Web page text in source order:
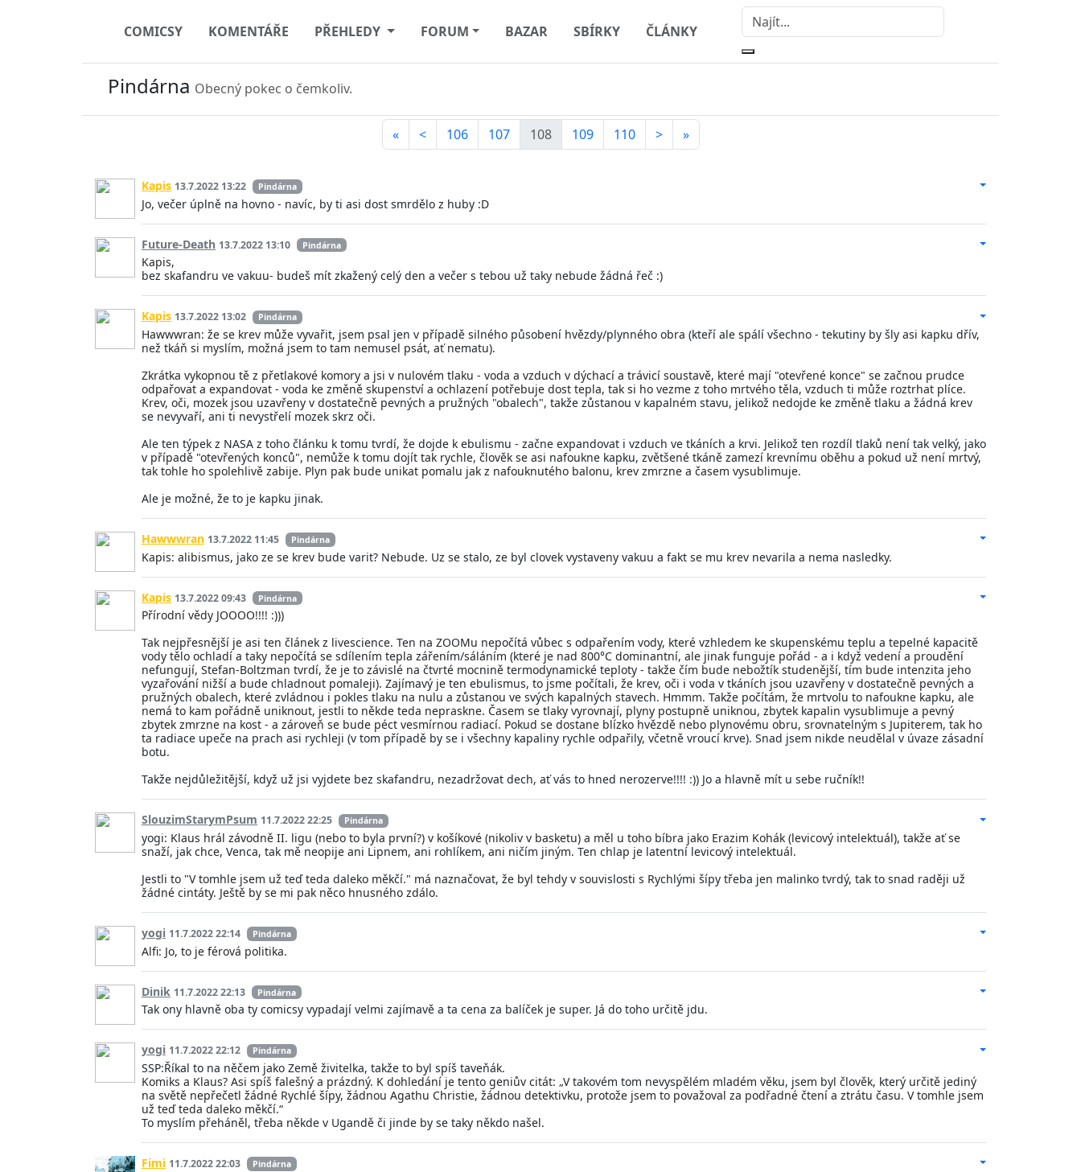
COMICSY KOMENTÁŘE PŘEHLEDY FORUM BAZAR SBÍRKY ČLÁNKY
Pindárna Obecný pokec o čemkoliv.
« < 106 107 108 109 110 > »
Kapis 13.7.2022 13:22 Pindárna
Jo, večer úplně na hovno - navíc, by ti asi dost smrdělo z huby :D
Future-Death 13.7.2022 13:10 Pindárna
Kapis,
bez skafandru ve vakuu- budeš mít zkažený celý den a večer s tebou už taky nebude žádná řeč :)
Kapis 13.7.2022 13:02 Pindárna
Hawwwran: že se krev může vyvařit, jsem psal jen v případě silného působení hvězdy/plynného obra (kteří ale spálí všechno - tekutiny by šly asi kapku dřív,
než tkáň si myslím, možná jsem to tam nemusel psát, ať nematu).
Zkrátka vykopnou tě z přetlakové komory a jsi v nulovém tlaku - voda a vzduch v dýchací a trávicí soustavě, které mají "otevřené konce" se začnou prudce
odpařovat a expandovat - voda ke změně skupenství a ochlazení potřebuje dost tepla, tak si ho vezme z toho mrtvého těla, vzduch ti může roztrhat plíce.
Krev, oči, mozek jsou uzavřeny v dostatečně pevných a pružných "obalech", takže zůstanou v kapalném stavu, jelikož nedojde ke změně tlaku a žádná krev
se nevyvaří, ani ti nevystřelí mozek skrz oči.
Ale ten týpek z NASA z toho článku k tomu tvrdí, že dojde k ebulismu - začne expandovat i vzduch ve tkáních a krvi. Jelikož ten rozdíl tlaků není tak velký, jako
v případě "otevřených konců", nemůže k tomu dojít tak rychle, člověk se asi nafoukne kapku, zvětšené tkáně zamezí krevnímu oběhu a pokud už není mrtvý,
tak tohle ho spolehlivě zabije. Plyn pak bude unikat pomalu jak z nafouknutého balonu, krev zmrzne a časem vysublimuje.
Ale je možné, že to je kapku jinak.
Hawwwran 13.7.2022 11:45 Pindárna
Kapis: alibismus, jako ze se krev bude varit? Nebude. Uz se stalo, ze byl clovek vystaveny vakuu a fakt se mu krev nevarila a nema nasledky.
Kapis 13.7.2022 09:43 Pindárna
Přírodní vědy JOOOO!!!! :)))
Tak nejpřesnější je asi ten článek z livescience. Ten na ZOOMu nepočítá vůbec s odpařením vody, které vzhledem ke skupenskému teplu a tepelné kapacitě
vody tělo ochladí a taky nepočítá se sdílením tepla zářením/sáláním (které je nad 800°C dominantní, ale jinak funguje pořád - a i když vedení a proudění
nefungují, Stefan-Boltzman tvrdí, že je to závislé na čtvrté mocnině termodynamické teploty - takže čím bude nebožtík studenější, tím bude intenzita jeho
vyzařování nižší a bude chladnout pomaleji). Zajímavý je ten ebulismus, to jsme počítali, že krev, oči i voda v tkáních jsou uzavřeny v dostatečně pevných a
pružných obalech, které zvládnou i pokles tlaku na nulu a zůstanou ve svých kapalných stavech. Hmmm. Takže počítám, že mrtvolu to nafoukne kapku, ale
nemá to kam pořádně uniknout, jestli to někde teda nepraskne. Časem se tlaky vyrovnají, plyny postupně uniknou, zbytek kapalin vysublimuje a pevný
zbytek zmrzne na kost - a zároveň se bude péct vesmírnou radiací. Pokud se dostane blízko hvězdě nebo plynovému obru, srovnatelným s Jupiterem, tak ho
ta radiace upeče na prach asi rychleji (v tom případě by se i všechny kapaliny rychle odpařily, včetně vroucí krve). Snad jsem nikde neudělal v úvaze zásadní
botu.
Takže nejdůležitější, když už jsi vyjdete bez skafandru, nezadržovat dech, ať vás to hned nerozerve!!!! :)) Jo a hlavně mít u sebe ručník!!
SlouzimStarymPsum 11.7.2022 22:25 Pindárna
yogi: Klaus hrál závodně II. ligu (nebo to byla první?) v košíkové (nikoliv v basketu) a měl u toho bíbra jako Erazim Kohák (levicový intelektuál), takže ať se
snaží, jak chce, Venca, tak mě neopije ani Lipnem, ani rohlíkem, ani ničím jiným. Ten chlap je latentní levicový intelektuál.
Jestli to "V tomhle jsem už teď teda daleko měkčí." má naznačovat, že byl tehdy v souvislosti s Rychlými šípy třeba jen malinko tvrdý, tak to snad raději už
žádné cintáty. Ještě by se mi pak něco hnusného zdálo.
yogi 11.7.2022 22:14 Pindárna
Alfi: Jo, to je férová politika.
Dinik 11.7.2022 22:13 Pindárna
Tak ony hlavně oba ty comicsy vypadají velmi zajímavě a ta cena za balíček je super. Já do toho určitě jdu.
yogi 11.7.2022 22:12 Pindárna
SSP:Říkal to na něčem jako Země živitelka, takže to byl spíš taveňák.
Komiks a Klaus? Asi spíš falešný a prázdný. K dohledání je tento geniův citát: „V takovém tom nevyspělém mladém věku, jsem byl člověk, který určitě jediný
na světě nepřečetl žádné Rychlé šípy, žádnou Agathu Christie, žádnou detektivku, protože jsem to považoval za podřadné čtení a ztrátu času. V tomhle jsem
už teď teda daleko měkčí.“
To myslím přeháněl, třeba někde v Ugandě či jinde by se taky někdo našel.
Fimi 11.7.2022 22:03 Pindárna